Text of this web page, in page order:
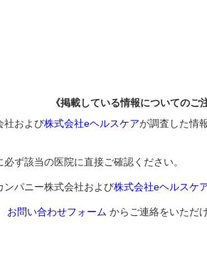
《掲載している情報についてのご
社および株式会社eヘルスケアが調査した情
ず該当の医院に直接ご確認ください。
ンパニー株式会社および株式会社eヘルスケ
お問い合わせフォーム からご連絡をいただ